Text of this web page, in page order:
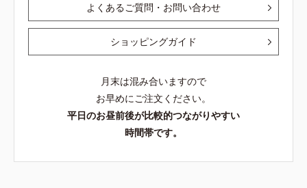
よくあるご質問・お問い合わせ
ショッピングガイド
月末は混み合いますので
お早めにご注文ください。
平日のお昼前後が比較的つながりやすい
時間帯です。